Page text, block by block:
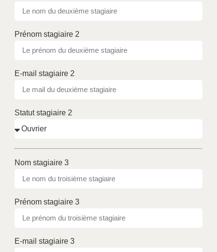
Prénom stagiaire 2
E-mail stagiaire 2
Statut stagiaire 2
Nom stagiaire 3
Prénom stagiaire 3
E-mail stagiaire 3